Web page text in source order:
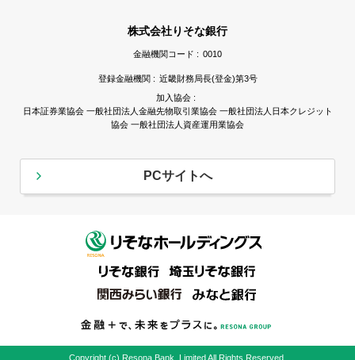
株式会社りそな銀行
金融機関コード : 0010
登録金融機関 : 近畿財務局長(登金)第3号
加入協会 :
日本証券業協会 一般社団法人金融先物取引業協会 一般社団法人日本クレジット
協会 一般社団法人資産運用業協会
PCサイトへ
Copyright (c) Resona Bank, Limited All Rights Reserved.